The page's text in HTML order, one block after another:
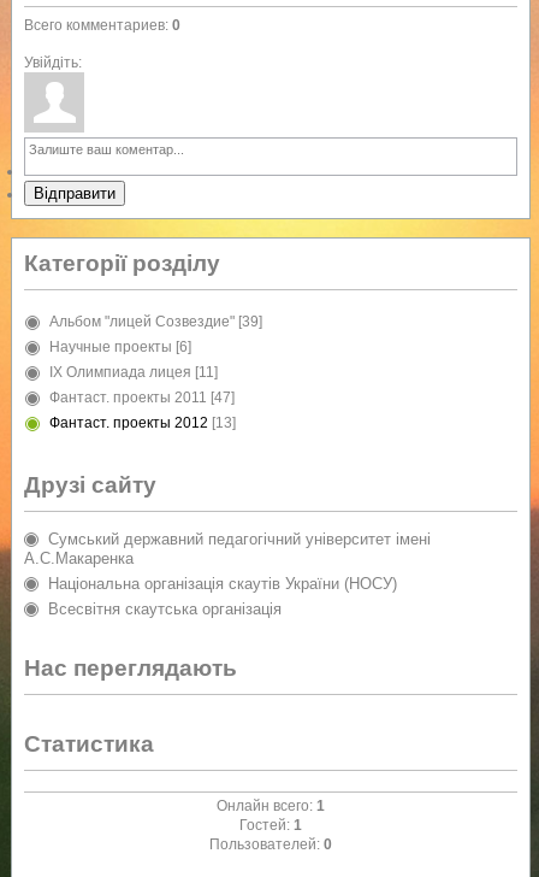
Всего комментариев: 0
Увійдіть:
Відправити
Категорії розділу
Альбом "лицей Созвездие" [39]
Научные проекты [6]
IX Олимпиада лицея [11]
Фантаст. проекты 2011 [47]
Фантаст. проекты 2012 [13]
Друзі сайту
Сумський державний педагогічний університет імені
А.С.Макаренка
Національна організація скаутів України (НОСУ)
Всесвітня скаутська організація
Нас переглядають
Статистика
Онлайн всего: 1
Гостей: 1
Пользователей: 0